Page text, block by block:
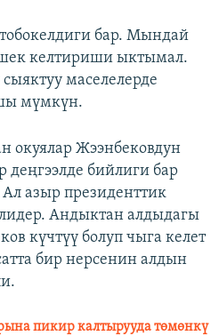
бар. Мындай
келтириши ыктымал.
маселелерде
мүмкүн.
окуялар Жээнбековдун
бийлиги бар
Ал азыр президенттик
Андыктан алдыдагы
күчтүү болуп чыга келет
бир нерсенин алдын
пикир калтырууда төмөнкү